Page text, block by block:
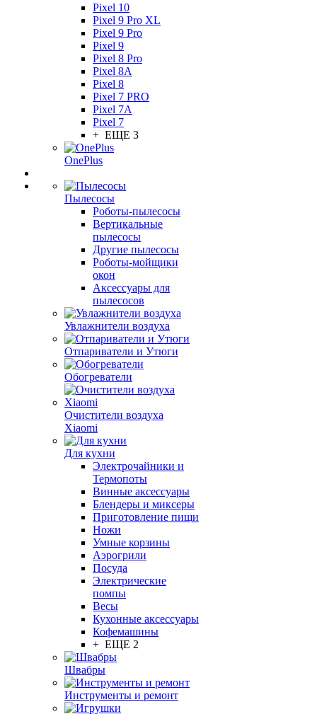
Pixel 10
Pixel 9 Pro XL
Pixel 9 Pro
Pixel 9
Pixel 8 Pro
Pixel 8A
Pixel 8
Pixel 7 PRO
Pixel 7A
Pixel 7
+ ЕЩЕ 3
OnePlus
Пылесосы
Роботы-пылесосы
Вертикальные
пылесосы
Другие пылесосы
Роботы-мойщики
окон
Аксессуары для
пылесосов
Увлажнители воздуха
Отпариватели и Утюги
Обогреватели
Очистители воздуха
Xiaomi
Для кухни
Электрочайники и
Термопоты
Винные аксессуары
Блендеры и миксеры
Приготовление пищи
Ножи
Умные корзины
Аэрогрили
Посуда
Электрические
помпы
Весы
Кухонные аксессуары
Кофемашины
+ ЕЩЕ 2
Швабры
Инструменты и ремонт